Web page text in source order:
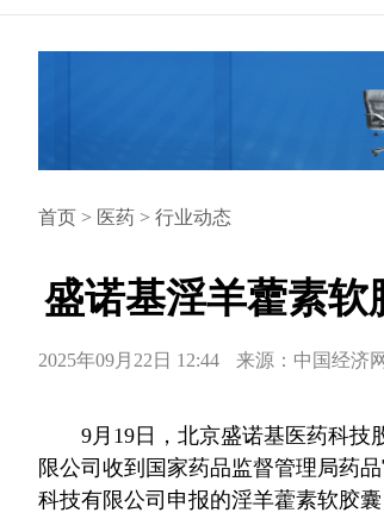
首页 > 医药 > 行业动态
盛诺基淫羊藿素
2025年09月22日 12:44 来源：中国经济网
9月 19 日，北京盛诺基医药科技
限公司收到国家药品监督管理局药
科技有限公司申报的淫羊藿素软胶